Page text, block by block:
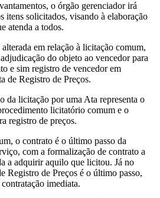
o órgão gerenciador irá
itens solicitados, visando à elaboração
atenda a todos.
em relação à licitação comum,
do objeto ao vencedor para
e sim registro de vencedor em
de Registro de Preços.
da licitação por uma Ata representa o
licitatório comum e o
registro de preços.
o contrato é o último passo da
com a formalização de contrato a
a adquirir aquilo que licitou. Já no
Registro de Preços é o último passo,
imediata.